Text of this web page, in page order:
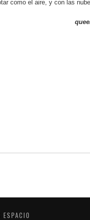
como el aire, y con las